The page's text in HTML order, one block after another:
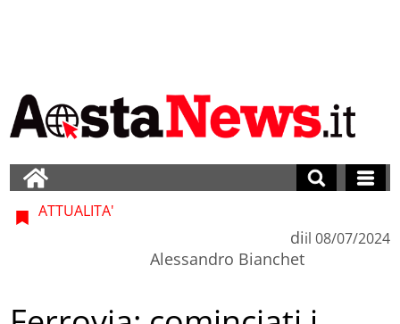
ATTUALITA'
di
Alessandro Bianchet
il 08/07/2024